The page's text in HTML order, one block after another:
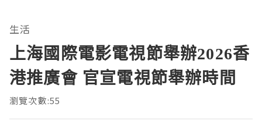
生活
上海國際電影電視節舉辦2026香
港推廣會 官宣電視節舉辦時間
瀏覽次數:55